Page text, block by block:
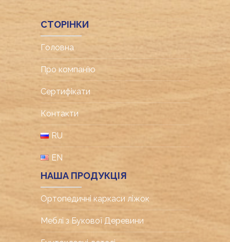
СТОРІНКИ
Головна
Про компанію
Cертифікати
Контакти
RU
EN
НАША ПРОДУКЦІЯ
Ортопедичні каркаси ліжок
Меблі з Букової Деревини